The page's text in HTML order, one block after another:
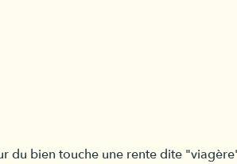
du bien touche une rente dite